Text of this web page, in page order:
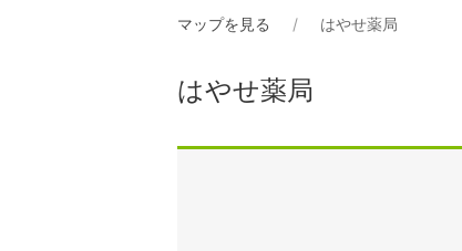
マップを見る はやせ薬局
はやせ薬局